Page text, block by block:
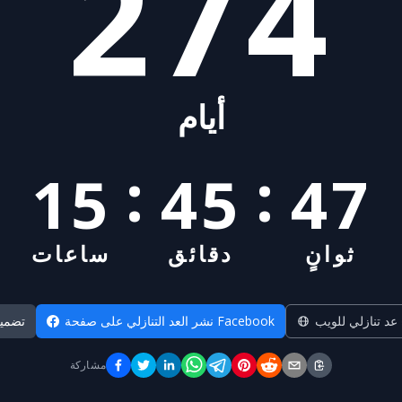
أيام
15
ساعات
: 45
دقائق
: 46
ثوانٍ
نشر العد التنازلي على صفحة Facebook عد تنازلي للويب
مشاركة